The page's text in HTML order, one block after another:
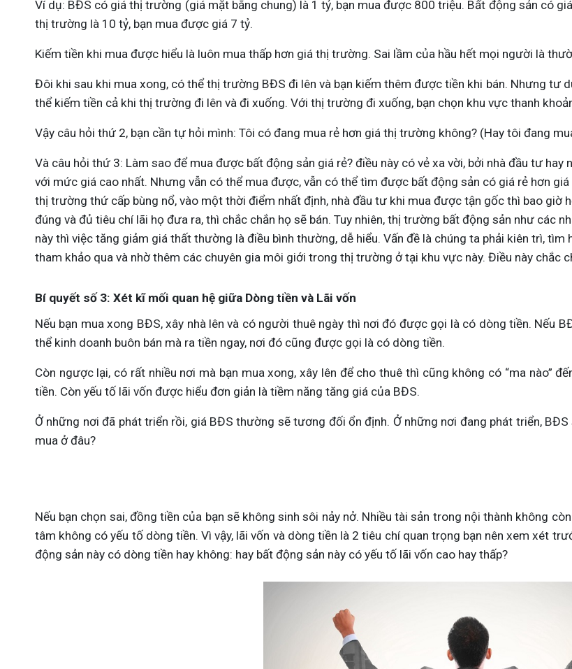
Ví dụ: BĐS có giá thị trường (giá mặt bằng chung) là 1 tỷ, bạn mua được 800 triệu. Bất động sản có
thị trường là 10 tỷ, bạn mua được giá 7 tỷ.
Kiếm tiền khi mua được hiểu là luôn mua thấp hơn giá thị trường. Sai lầm của hầu hết mọi người là
Đôi khi sau khi mua xong, có thể thị trường BĐS đi lên và bạn kiếm thêm được tiền khi bán. Nhưng tư
thể kiếm tiền cả khi thị trường đi lên và đi xuống. Với thị trường đi xuống, bạn chọn khu vực thanh
Vậy câu hỏi thứ 2, bạn cần tự hỏi mình: Tôi có đang mua rẻ hơn giá thị trường không? (Hay tôi đang
Và câu hỏi thứ 3: Làm sao để mua được bất động sản giá rẻ? điều này có vẻ xa vời, bởi nhà đầu tư
với mức giá cao nhất. Nhưng vẫn có thể mua được, vẫn có thể tìm được bất động sản có giá rẻ hơn
thị trường thứ cấp bùng nổ, vào một thời điểm nhất định, nhà đầu tư khi mua được tận gốc thì bao
đúng và đủ tiêu chí lãi họ đưa ra, thì chắc chắn họ sẽ bán. Tuy nhiên, thị trường bất động sản như các
này thì việc tăng giảm giá thất thường là điều bình thường, dễ hiểu. Vấn đề là chúng ta phải kiên trì,
tham khảo qua và nhờ thêm các chuyên gia môi giới trong thị trường ở tại khu vực này. Điều này chắc
Bí quyết số 3: Xét kĩ mối quan hệ giữa Dòng tiền và Lãi vốn
Nếu bạn mua xong BĐS, xây nhà lên và có người thuê ngày thì nơi đó được gọi là có dòng tiền. Nếu
thể kinh doanh buôn bán mà ra tiền ngay, nơi đó cũng được gọi là có dòng tiền.
Còn ngược lại, có rất nhiều nơi mà bạn mua xong, xây lên để cho thuê thì cũng không có “ma nào”
tiền. Còn yếu tố lãi vốn được hiểu đơn giản là tiềm năng tăng giá của BĐS.
Ở những nơi đã phát triển rồi, giá BĐS thường sẽ tương đối ổn định. Ở những nơi đang phát triển,
mua ở đâu?
Nếu bạn chọn sai, đồng tiền của bạn sẽ không sinh sôi nảy nở. Nhiều tài sản trong nội thành không
tâm không có yếu tố dòng tiền. Vì vậy, lãi vốn và dòng tiền là 2 tiêu chí quan trọng bạn nên xem xét
động sản này có dòng tiền hay không: hay bất động sản này có yếu tố lãi vốn cao hay thấp?